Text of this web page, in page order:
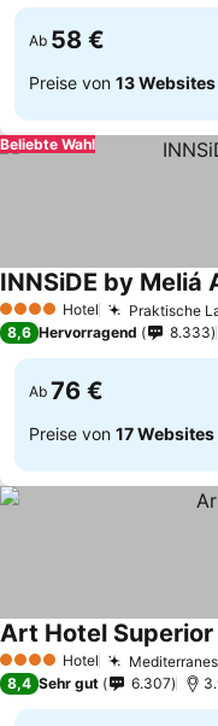
Ab 58 €
Preise von 13 Websites
Beliebte Wahl
4 Sterne Hotel Praktische
INNSiDE by Meliá
8,6 Hervorragend 8.333
Ab 76 €
Preise von 17 Websites
4 Sterne Hotel
Art Hotel Superior
8,4 Sehr gut 6.307